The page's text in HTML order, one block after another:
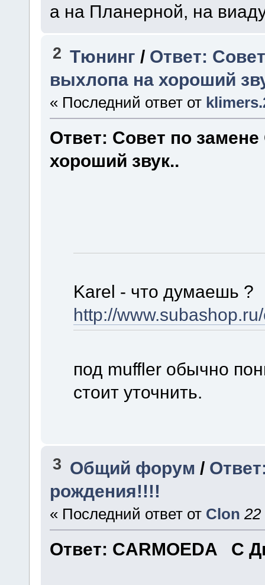
а на Планерной, на
2 Тюнинг / Ответ:
выхлопа на хороший
« Последний ответ от
Ответ: Совет по
хороший звук..
Karel - что думаешь ?
http://
под muffler обычно
стоит уточнить.
3 Общий форум /
рождения!!!!
« Последний ответ от Clon
Ответ: CARMOEDA С